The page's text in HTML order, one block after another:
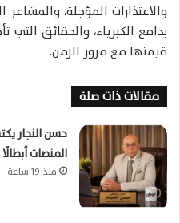
والاعتذارات المؤجلة،
بدافع الكبرياء، والحقائق
قيمتها مع مرور الزمن.
مقالات ذات صلة
حسن النجار
المنصات
منذ 19 ساعة